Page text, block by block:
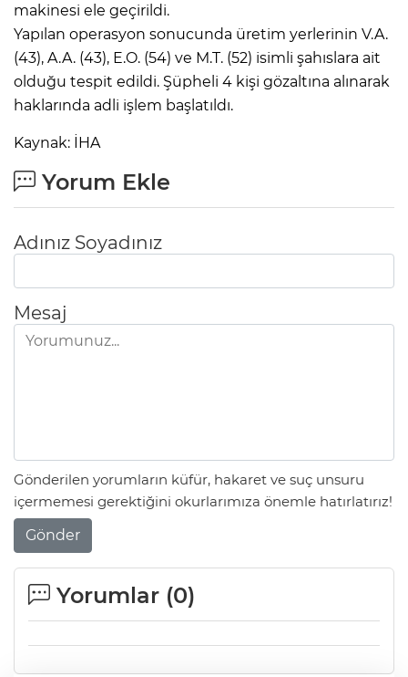
makinesi ele geçirildi.
Yapılan operasyon sonucunda üretim yerlerinin V.A.
(43), A.A. (43), E.O. (54) ve M.T. (52) isimli şahıslara ait
olduğu tespit edildi. Şüpheli 4 kişi gözaltına alınarak
haklarında adli işlem başlatıldı.
Kaynak: İHA
Yorum Ekle
Adınız Soyadınız
Mesaj
Gönderilen yorumların küfür, hakaret ve suç unsuru
içermemesi gerektiğini okurlarımıza önemle hatırlatırız!
Gönder
Yorumlar (0)